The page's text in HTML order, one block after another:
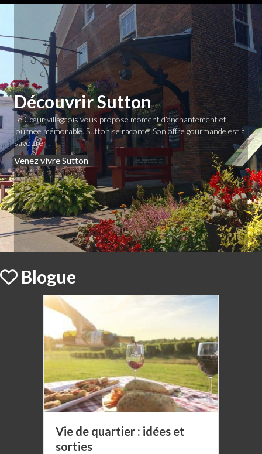
Découvrir Sutton
Le Cœur villageois vous propose moment d’enchantement et
journée mémorable. Sutton se raconte. Son offre gourmande est à
savourer !
Venez vivre Sutton
Blogue
Vie de quartier : idées et
sorties